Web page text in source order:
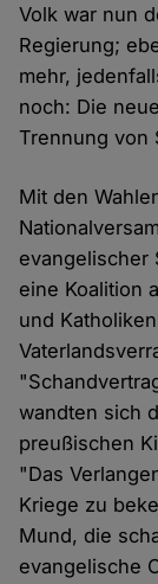
Volk war nun
Regierung;
mehr,
noch: Die
Trennung von
Mit den
evangelischer
eine Koalition
und
wandten sich
preußischen
"Das
Kriege zu
Mund, die
evangelische